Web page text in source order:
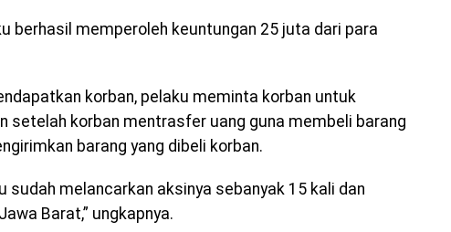
berhasil memperoleh keuntungan 25 juta dari para
korban, pelaku meminta korban untuk
setelah korban mentrasfer uang guna membeli barang
barang yang dibeli korban.
sudah melancarkan aksinya sebanyak 15 kali dan
Barat,” ungkapnya.